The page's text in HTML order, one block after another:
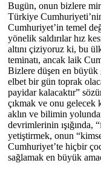
Bugün, onun bizlere
Türkiye
Cumhuriyet’in temel
yönelik saldırılar hız
altını çiziyoruz ki, bu
teminatı, ancak laik
Bizlere düşen en
elbet bir gün toprak
payidar kalacaktır”
çıkmak ve onu gelecek
aklın ve bilimin
devrimlerinin ışığında,
yetiştirmek, onun
Cumhuriyet’te hiçbir
sağlamak en büyük